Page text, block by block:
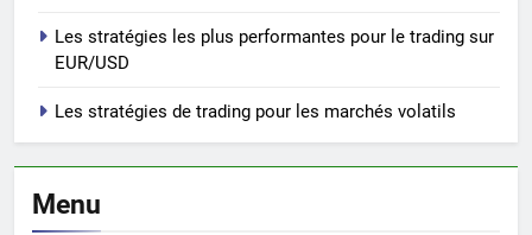
Les stratégies les plus performantes pour le trading sur
EUR/USD
Les stratégies de trading pour les marchés volatils
Menu